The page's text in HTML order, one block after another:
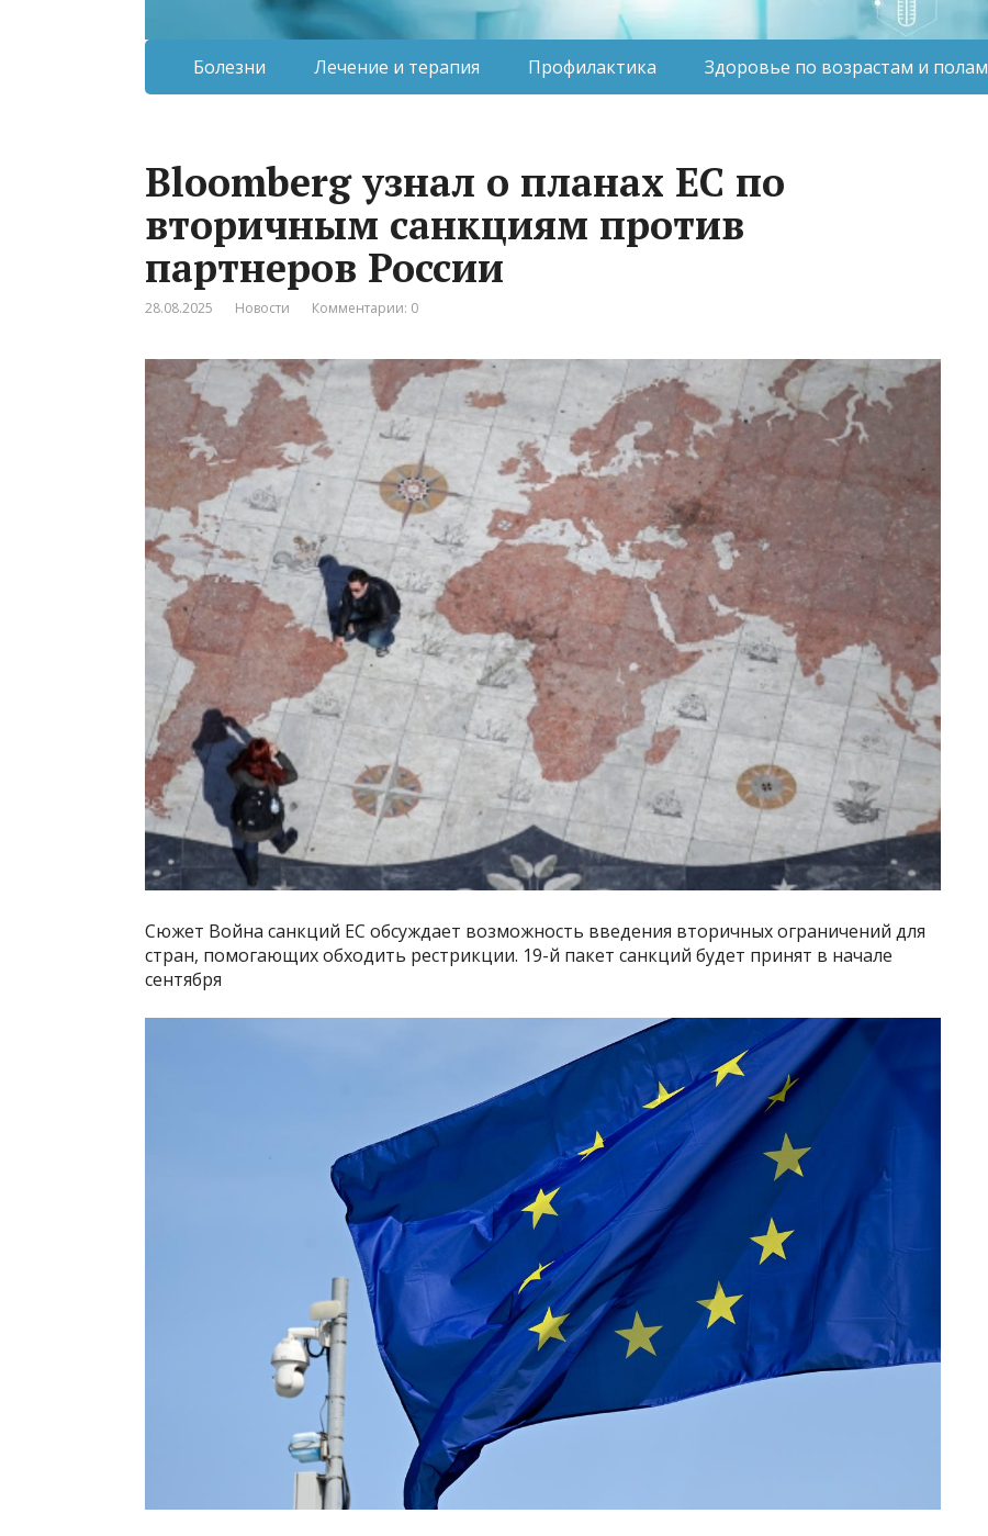
Болезни Лечение и терапия Профилактика Здоровье по возрастам и полам
Bloomberg узнал о планах ЕС по
вторичным санкциям против
партнеров России
28.08.2025 Новости Комментарии: 0
Сюжет Война санкций ЕС обсуждает возможность введения вторичных ограничений для
стран, помогающих обходить рестрикции. 19-й пакет санкций будет принят в начале
сентября